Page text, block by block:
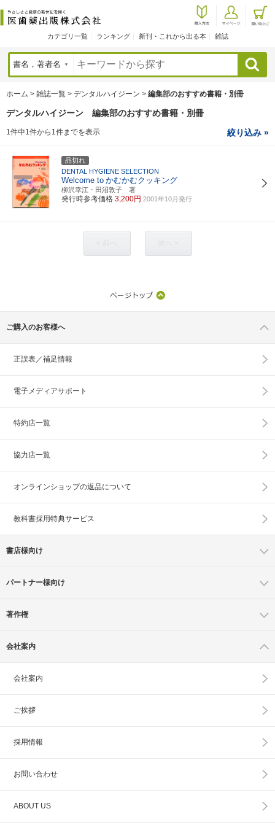
カテゴリ一覧 ランキング 新刊・これから出る本 雑誌
検索
ホーム > 雑誌一覧 > デンタルハイジーン > 編集部のおすすめ書籍・別冊
デンタルハイジーン 編集部のおすすめ書籍・別冊
1件中1件から1件までを表示 絞り込み »
品切れ
DENTAL HYGIENE SELECTION
Welcome to かむかむクッキング
柳沢幸江・田沼敦子 著
発行時参考価格 3,200円 2001年10月発行
ご購入のお客様へ
正誤表／補足情報
電子メディアサポート
特約店一覧
協力店一覧
オンラインショップの返品について
教科書採用特典サービス
書店様向け
パートナー様向け
著作権
会社案内
会社案内
ご挨拶
採用情報
お問い合わせ
ABOUT US